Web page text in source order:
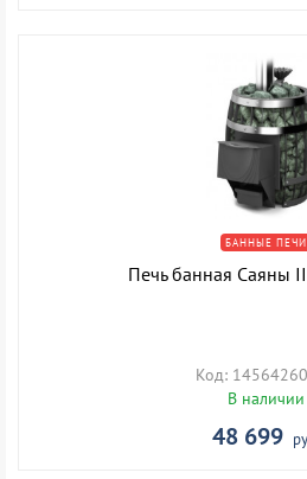
БАННЫЕ ПЕЧИ
Печь банная Саяны
Код:
В наличии
48 699